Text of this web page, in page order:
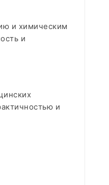
и химическим
и
и